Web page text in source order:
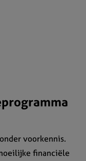
voorkennis.
financiële